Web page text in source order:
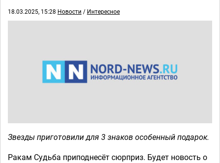
18.03.2025, 15:28 Новости / Интересное
Звезды приготовили для 3 знаков особенный подарок.
Ракам Судьба приподнесёт сюрприз. Будет новость о